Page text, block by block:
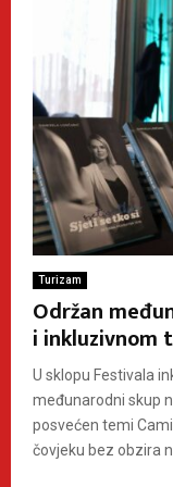
Turizam
Održan
i inkluzivnom
U sklopu Festivala
međunarodni skup
posvećen temi
čovjeku bez obzira